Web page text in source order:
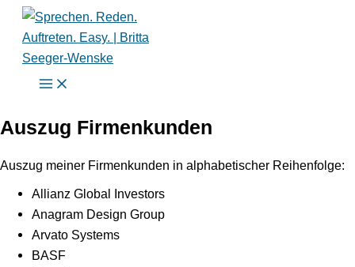
Zum
Inhalt
springen
Auszug Firmenkunden
Auszug meiner Firmenkunden in alphabetischer Reihenfolge:
Allianz Global Investors
Anagram Design Group
Arvato Systems
BASF